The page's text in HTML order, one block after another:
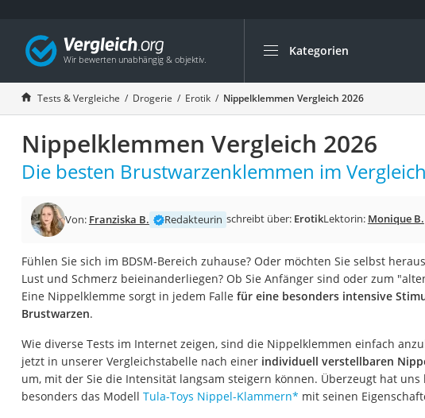
Kategorien
Die beliebtesten Vergleiche
Drogerie
Inhalator
Haarschneider
Rollator
Katzenklappe (Chip)
Masturbator
Massagepistole
Reisehaartrockner
Eiweißpulver
Magnesiumpräparat
Tests & Vergleiche Drogerie Erotik Nippelklemmen Vergleich 2026
Nippelklemmen Vergleich 2026
Die besten Brustwarzenklemmen im
Von: Franziska B. Redakteurin schreibt über: ErotikLektorin: Monique B.
Fühlen Sie sich im BDSM-Bereich zuhause? Oder möchten Sie selbst
Lust und Schmerz beieinanderliegen? Ob Sie Anfänger sind oder zum
Eine Nippelklemme sorgt in jedem Falle für eine besonders intensive
Brustwarzen.
Wie diverse Tests im Internet zeigen, sind die Nippelklemmen einfach
jetzt in unserer Vergleichstabelle nach einer individuell verstellbaren
um, mit der Sie die Intensität langsam steigern können. Überzeugt hat uns
besonders das Modell Tula-Toys Nippel-Klammern* mit seinen